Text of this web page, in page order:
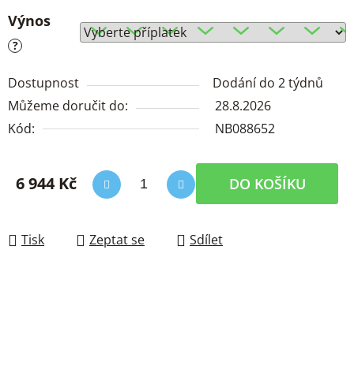
Výnos
?
Dostupnost
Dodání do 2 týdnů
Můžeme doručit do:
28.8.2026
Kód:
NB088652
6 944 Kč DO KOŠÍKU
Tisk Zeptat se Sdílet